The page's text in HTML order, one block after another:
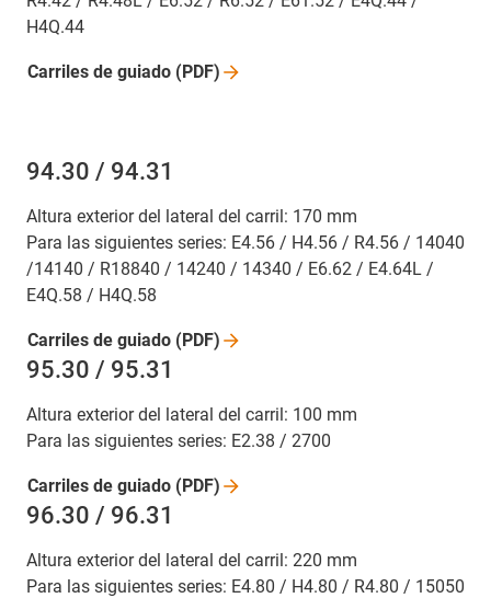
H4Q.44
Carriles de guiado (PDF)
94.30 / 94.31
Altura exterior del lateral del carril: 170 mm
Para las siguientes series: E4.56 / H4.56 / R4.56 / 14040
/14140 / R18840 / 14240 / 14340 / E6.62 / E4.64L /
E4Q.58 / H4Q.58
Carriles de guiado (PDF)
95.30 / 95.31
Altura exterior del lateral del carril: 100 mm
Para las siguientes series: E2.38 / 2700
Carriles de guiado (PDF)
96.30 / 96.31
Altura exterior del lateral del carril: 220 mm
Para las siguientes series: E4.80 / H4.80 / R4.80 / 15050